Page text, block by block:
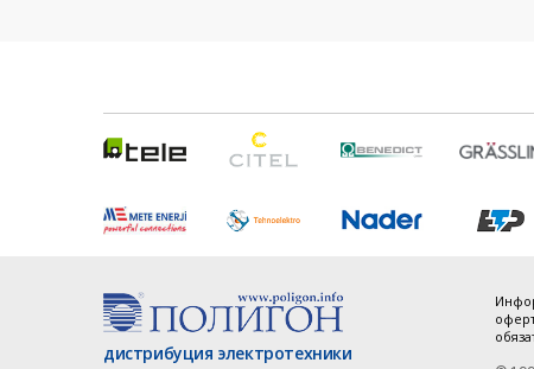
дистрибуция электротехники